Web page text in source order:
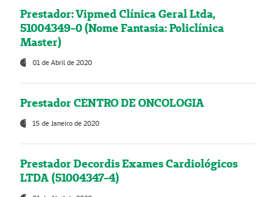
Prestador: Vipmed Clínica Geral Ltda,
51004349-0 (Nome Fantasia: Policlínica
Master)
01 de Abril de 2020
Prestador CENTRO DE ONCOLOGIA
15 de Janeiro de 2020
Prestador Decordis Exames Cardiológicos
LTDA (51004347-4)